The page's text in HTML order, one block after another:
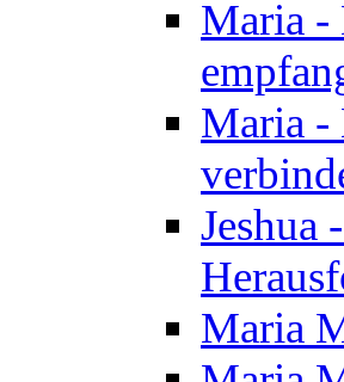
Maria -
Maria -
Jeshua
Maria